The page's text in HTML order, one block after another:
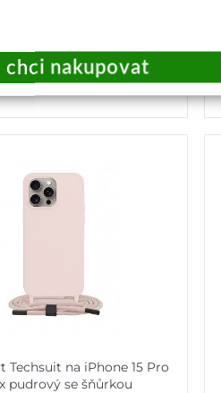
Přidat do košíku
Techsuit na iPhone 15 Pro
pudrový se šňůrkou